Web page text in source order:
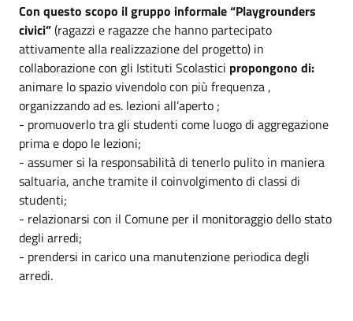
Con questo scopo il gruppo informale “Playgrounders
civici”(ragazzi e ragazze che hanno partecipato
attivamente alla realizzazione del progetto) in
collaborazione con gli Istituti Scolastici propongono di:
animare lo spazio vivendolo con più frequenza ,
organizzando ad es. lezioni all’aperto ;
- promuoverlo tra gli studenti come luogo di aggregazione
prima e dopo le lezioni;
- assumer si la responsabilità di tenerlo pulito in maniera
saltuaria, anche tramite il coinvolgimento di classi di
studenti;
- relazionarsi con il Comune per il monitoraggio dello stato
degli arredi;
- prendersi in carico una manutenzione periodica degli
arredi.